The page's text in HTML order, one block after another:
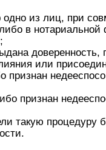
из лиц, при
в
или
признан
такую процедуру